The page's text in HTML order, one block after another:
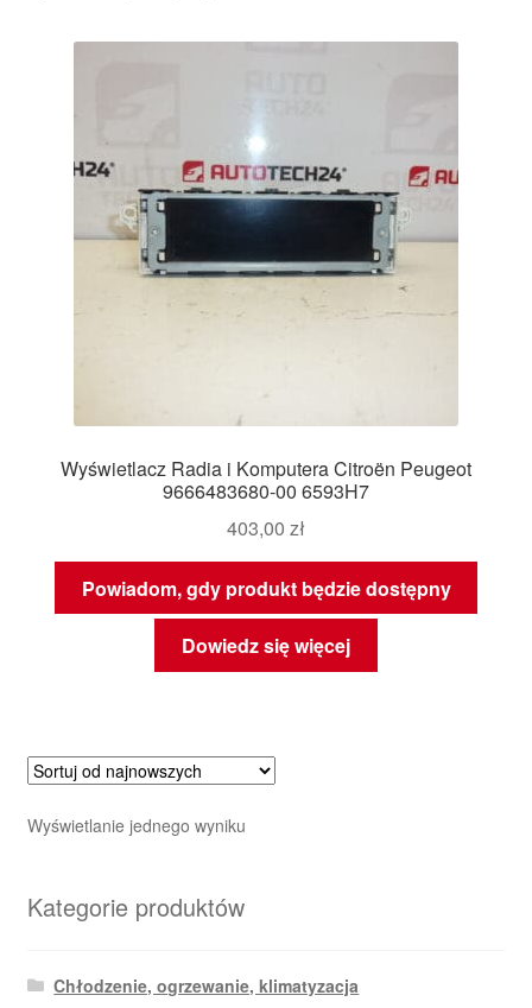
Wyświetlacz Radia i Komputera Citroën Peugeot
9666483680-00 6593H7
403,00 zł
Powiadom, gdy produkt będzie dostępny
Dowiedz się więcej
Wyświetlanie jednego wyniku
Kategorie produktów
Chłodzenie, ogrzewanie, klimatyzacja